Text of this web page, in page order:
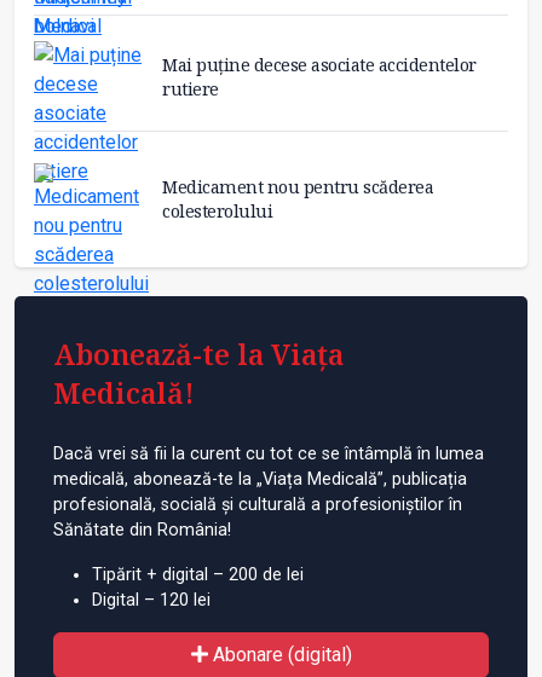
Mai puține decese asociate accidentelor
rutiere
Medicament nou pentru scăderea
colesterolului
Abonează-te la Viața
Medicală!
Dacă vrei să fii la curent cu tot ce se întâmplă în lumea
medicală, abonează-te la „Viața Medicală”, publicația
profesională, socială și culturală a profesioniștilor în
Sănătate din România!
Tipărit + digital – 200 de lei
Digital – 120 lei
Abonare (digital)